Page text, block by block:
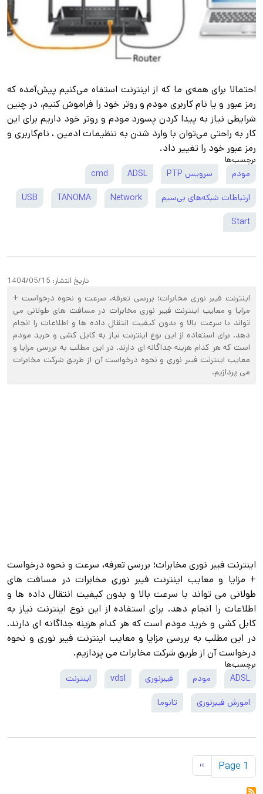
احتمالا برای همه‌ی ما که از اینترنت استفاه می‌کنیم پیش‌آمده که
رمز‌ عبور و یا نام‌ کاربری مودم و روتر خود را فراموش کنیم، در چنین
شرایطی نیاز به پیدا کردن پسورد مودم و روتر خود داریم برای این
کار به راحتی می‌توان با وارد شدن به تنظیمات ادمین ، نام‌کاربری و
رمز عبور خود را تغییر داد.
برچسب‌ها
مودم سرویس PTP ADSL
cmd
ارتباطات شبکه‌های بی‌سیم Network
TANOMA
USB
Start
تاریخ انتشار: 1404/05/15
اینترنت فیبر نوری مخابرات؛ بررسی تعرفه، سرعت و نحوه درخواست +
مزایا و معایب اینترنت فیبر نوری مخابرات در مسافت های طولانی می
تواند با سرعت بالا و بدون کیفیت انتقال داده ها و اطلاعات را انجام
دهد. برای استفاده از این نوع اینترنت نیاز به کابل کشی و خرید مودم
است که هر کدام هزینه جداگانه ای دارند. در این مطلب به بررسی مزایا و
معایب اینترنت فیبر نوری و نحوه درخواست آن از طریق شرکت مخابرات
می پردازیم.
اینترنت فیبر نوری مخابرات؛ بررسی تعرفه، سرعت و نحوه درخواست
+ مزایا و معایب اینترنت فیبر نوری مخابرات در مسافت های
طولانی می تواند با سرعت بالا و بدون کیفیت انتقال داده ها و
اطلاعات را انجام دهد. برای استفاده از این نوع اینترنت نیاز به
کابل کشی و خرید مودم است که هر کدام هزینه جداگانه ای دارند.
در این مطلب به بررسی مزایا و معایب اینترنت فیبر نوری و نحوه
درخواست آن از طریق شرکت مخابرات می پردازیم.
برچسب‌ها
ADSL مودم فیبرنوری vdsl اینترنت
اموزش فیبرنوری تانوما
Pagination
Page 1
Next page
››